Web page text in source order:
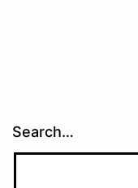
Search…